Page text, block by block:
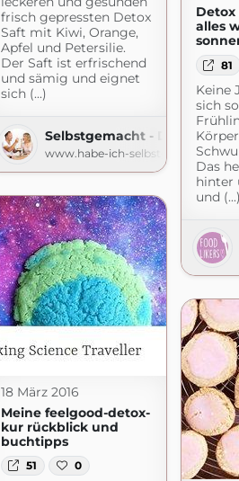
frisch gepressten Detox
Saft mit Kiwi, Orange,
Apfel und Petersilie.
Der Saft ist erfrischend
und sämig und eignet
sich (...)
Selbstgemacht - Der
www.habe-ich-selbstgemacht.de
alles
81
Keine
sich
Das
hinter
und (...)
18 März 2016
Meine feelgood-detox-
kur rückblick und
buchtipps
51 0